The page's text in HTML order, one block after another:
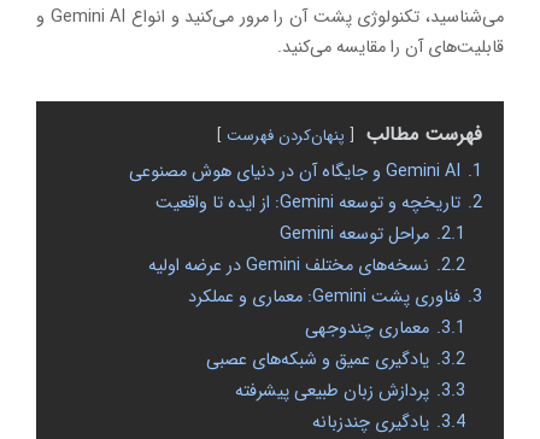
می‌شناسید، تکنولوژی پشت آن را مرور می‌کنید و انواع Gemini AI و
قابلیت‌های آن را مقایسه می‌کنید.
فهرست مطالب پنهان‌کردن فهرست
1. Gemini AI و جایگاه آن در دنیای هوش مصنوعی
2. تاریخچه و توسعه Gemini: از ایده تا واقعیت
2.1. مراحل توسعه Gemini
2.2. نسخه‌های مختلف Gemini در عرضه اولیه
3. فناوری پشت Gemini: معماری و عملکرد
3.1. معماری چندوجهی
3.2. یادگیری عمیق و شبکه‌های عصبی
3.3. پردازش زبان طبیعی پیشرفته
3.4. یادگیری چندزبانه